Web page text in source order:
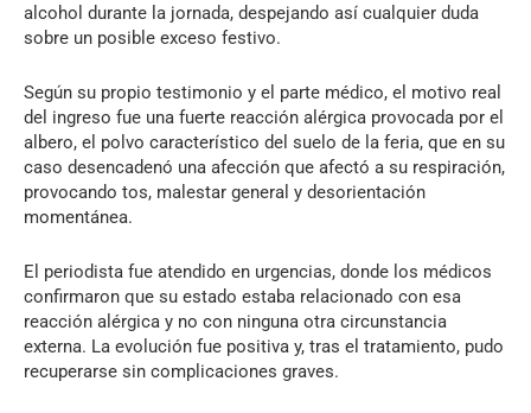
alcohol durante la jornada, despejando así cualquier duda
sobre un posible exceso festivo.
Según su propio testimonio y el parte médico, el motivo real
del ingreso fue una fuerte reacción alérgica provocada por el
albero, el polvo característico del suelo de la feria, que en su
caso desencadenó una afección que afectó a su respiración,
provocando tos, malestar general y desorientación
momentánea.
El periodista fue atendido en urgencias, donde los médicos
confirmaron que su estado estaba relacionado con esa
reacción alérgica y no con ninguna otra circunstancia
externa. La evolución fue positiva y, tras el tratamiento, pudo
recuperarse sin complicaciones graves.